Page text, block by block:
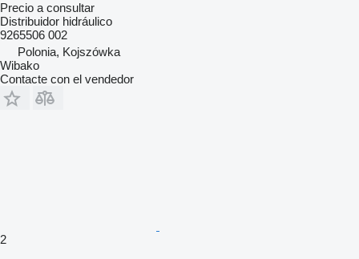
Precio a consultar
Distribuidor hidráulico
9265506 002
Polonia, Kojszówka
Wibako
Contacte con el vendedor
2